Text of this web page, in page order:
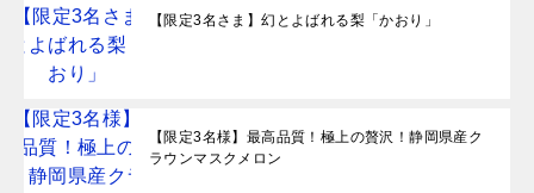
【限定3名さま】幻とよばれる梨「かおり」
【限定3名様】最高品質！極上の贅沢！静岡県産ク
ラウンマスクメロン